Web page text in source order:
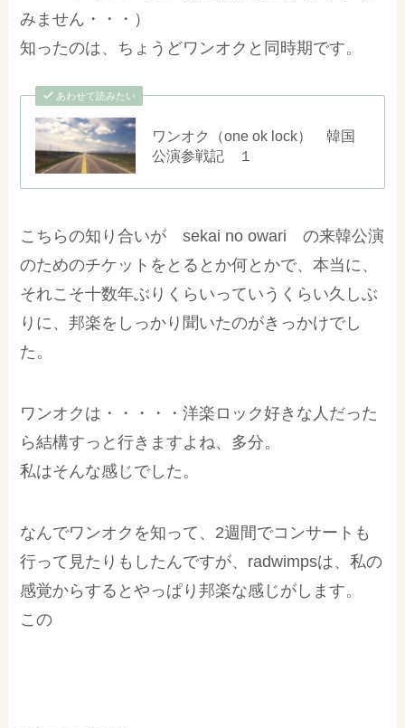
みません・・・）
知ったのは、ちょうどワンオクと同時期です。
あわせて読みたい
ワンオク（one ok lock） 韓国
公演参戦記 １
こちらの知り合いが sekai no owari の来韓公演
のためのチケットをとるとか何とかで、本当に、
それこそ十数年ぶりくらいっていうくらい久しぶ
りに、邦楽をしっかり聞いたのがきっかけでし
た。
ワンオクは・・・・・洋楽ロック好きな人だった
ら結構すっと行きますよね、多分。
私はそんな感じでした。
なんでワンオクを知って、2週間でコンサートも
行って見たりもしたんですが、radwimpsは、私の
感覚からするとやっぱり邦楽な感じがします。
この